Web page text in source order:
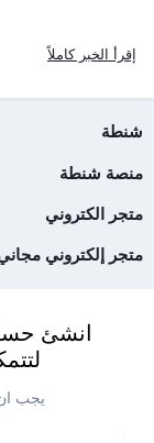
إقرأ الخبر كاملاً
شنطة
منصة شنطة
متجر الكتروني
متجر إلكتروني مجاني
انشئ
يجب